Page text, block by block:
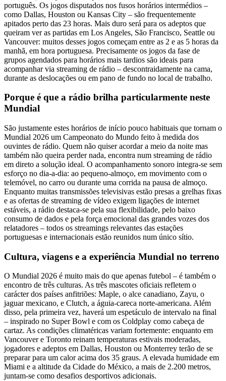
português. Os jogos disputados nos fusos horários intermédios –
como Dallas, Houston ou Kansas City – são frequentemente
apitados perto das 23 horas. Mais duro será para os adeptos que
queiram ver as partidas em Los Angeles, São Francisco, Seattle ou
Vancouver: muitos desses jogos começam entre as 2 e as 5 horas da
manhã, em hora portuguesa. Precisamente os jogos da fase de
grupos agendados para horários mais tardios são ideais para
acompanhar via streaming de rádio – descontraidamente na cama,
durante as deslocações ou em pano de fundo no local de trabalho.
Porque é que a rádio brilha particularmente neste
Mundial
São justamente estes horários de início pouco habituais que tornam o
Mundial 2026 um Campeonato do Mundo feito à medida dos
ouvintes de rádio. Quem não quiser acordar a meio da noite mas
também não queira perder nada, encontra num streaming de rádio
em direto a solução ideal. O acompanhamento sonoro integra-se sem
esforço no dia-a-dia: ao pequeno-almoço, em movimento com o
telemóvel, no carro ou durante uma corrida na pausa de almoço.
Enquanto muitas transmissões televisivas estão presas a grelhas fixas
e as ofertas de streaming de vídeo exigem ligações de internet
estáveis, a rádio destaca-se pela sua flexibilidade, pelo baixo
consumo de dados e pela força emocional das grandes vozes dos
relatadores – todos os streamings relevantes das estações
portuguesas e internacionais estão reunidos num único sítio.
Cultura, viagens e a experiência Mundial no terreno
O Mundial 2026 é muito mais do que apenas futebol – é também o
encontro de três culturas. As três mascotes oficiais refletem o
carácter dos países anfitriões: Maple, o alce canadiano, Zayu, o
jaguar mexicano, e Clutch, a águia-careca norte-americana. Além
disso, pela primeira vez, haverá um espetáculo de intervalo na final
– inspirado no Super Bowl e com os Coldplay como cabeça de
cartaz. As condições climatéricas variam fortemente: enquanto em
Vancouver e Toronto reinam temperaturas estivais moderadas,
jogadores e adeptos em Dallas, Houston ou Monterrey terão de se
preparar para um calor acima dos 35 graus. A elevada humidade em
Miami e a altitude da Cidade do México, a mais de 2.200 metros,
juntam-se como desafios desportivos adicionais.